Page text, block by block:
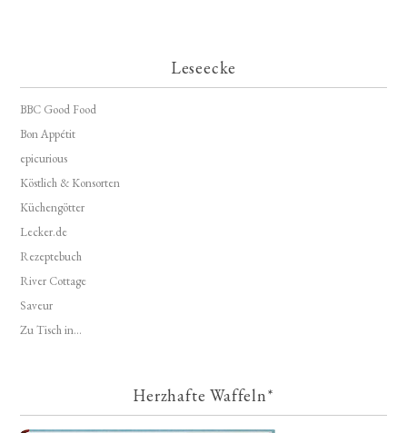
Leseecke
BBC Good Food
Bon Appétit
epicurious
Köstlich & Konsorten
Küchengötter
Lecker.de
Rezeptebuch
River Cottage
Saveur
Zu Tisch in...
Herzhafte Waffeln*